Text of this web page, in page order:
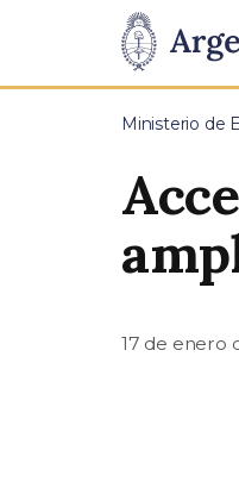
Presidencia
de
Pasar al contenido
Ministerio de
17 de enero